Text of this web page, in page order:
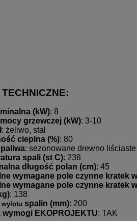
(kW): 8
grzewczej (kW): 3-10
: żeliwo, stal
cieplna (%): 80
: sezonowane drewno
spali (st C): 238
długość polan (cm): 45
wymagane pole czynne kratek
wymagane pole czynne kratek
: 138
wylotu spalin (mm): 200
wymogi EKOPROJEKTU: TAK